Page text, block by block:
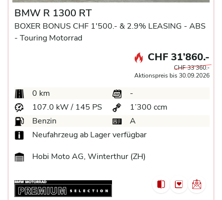
BMW R 1300 RT
BOXER BONUS CHF 1'500.- & 2.9% LEASING - ABS
- Touring Motorrad
CHF 31’860.-
CHF 33’360.-
Aktionspreis bis 30.09.2026
0 km
-
107.0 kW / 145 PS
1’300 ccm
Benzin
A
Neufahrzeug ab Lager verfügbar
Hobi Moto AG, Winterthur (ZH)